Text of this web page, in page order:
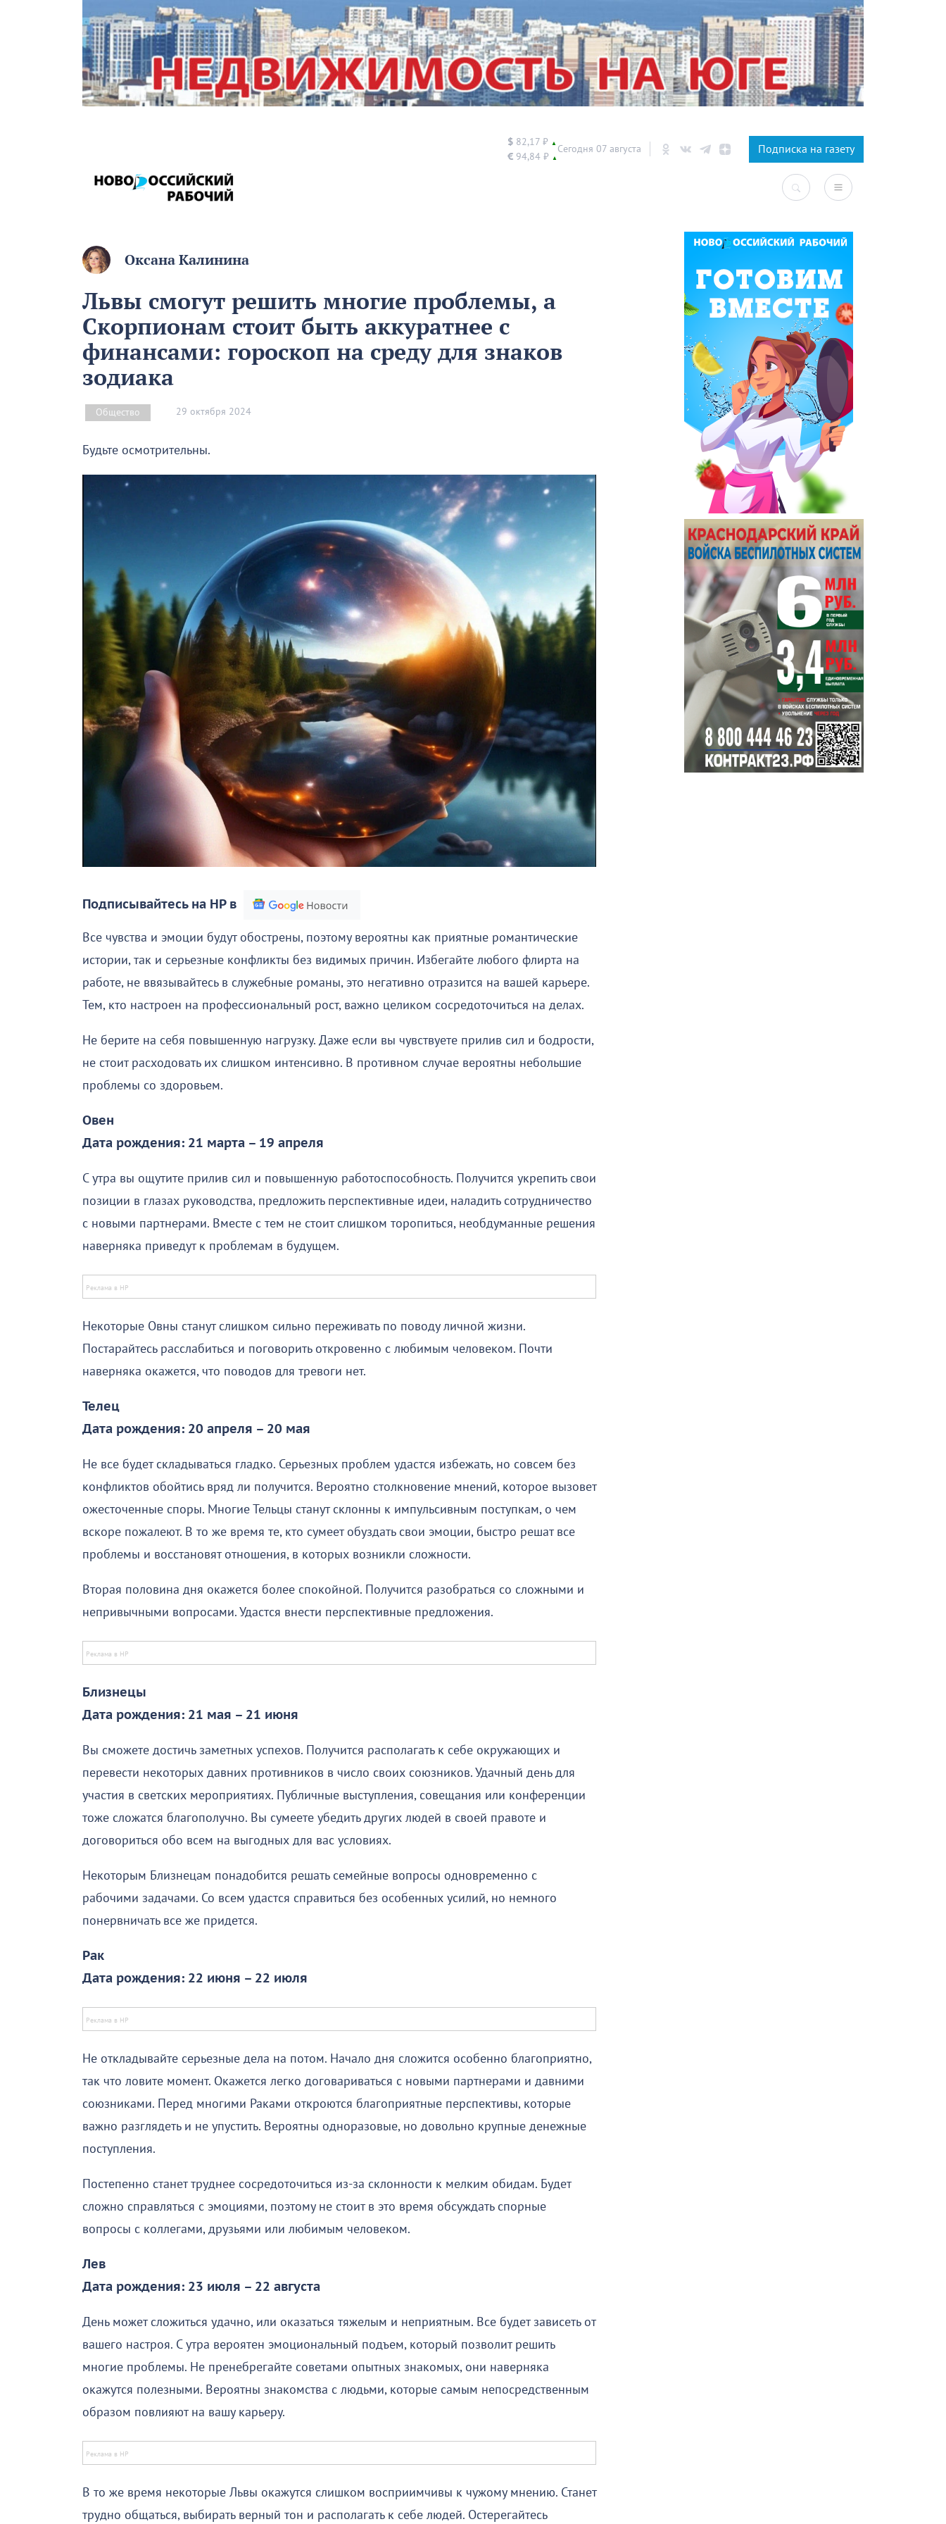
$ 82,17 ₽ ▲
€ 94,84 ₽ ▲
Сегодня 07 августа Подписка на газету
Оксана Калинина
Львы смогут решить многие проблемы, а
Скорпионам стоит быть аккуратнее с
финансами: гороскоп на среду для знаков
зодиака
Общество 29 октября 2024
Будьте осмотрительны.
Подписывайтесь на НР в
Все чувства и эмоции будут обострены, поэтому вероятны как приятные романтические
истории, так и серьезные конфликты без видимых причин. Избегайте любого флирта на
работе, не ввязывайтесь в служебные романы, это негативно отразится на вашей карьере.
Тем, кто настроен на профессиональный рост, важно целиком сосредоточиться на делах.
Не берите на себя повышенную нагрузку. Даже если вы чувствуете прилив сил и бодрости,
не стоит расходовать их слишком интенсивно. В противном случае вероятны небольшие
проблемы со здоровьем.
Овен
Дата рождения: 21 марта – 19 апреля
С утра вы ощутите прилив сил и повышенную работоспособность. Получится укрепить свои
позиции в глазах руководства, предложить перспективные идеи, наладить сотрудничество
с новыми партнерами. Вместе с тем не стоит слишком торопиться, необдуманные решения
наверняка приведут к проблемам в будущем.
Некоторые Овны станут слишком сильно переживать по поводу личной жизни.
Постарайтесь расслабиться и поговорить откровенно с любимым человеком. Почти
наверняка окажется, что поводов для тревоги нет.
Телец
Дата рождения: 20 апреля – 20 мая
Не все будет складываться гладко. Серьезных проблем удастся избежать, но совсем без
конфликтов обойтись вряд ли получится. Вероятно столкновение мнений, которое вызовет
ожесточенные споры. Многие Тельцы станут склонны к импульсивным поступкам, о чем
вскоре пожалеют. В то же время те, кто сумеет обуздать свои эмоции, быстро решат все
проблемы и восстановят отношения, в которых возникли сложности.
Вторая половина дня окажется более спокойной. Получится разобраться со сложными и
непривычными вопросами. Удастся внести перспективные предложения.
Близнецы
Дата рождения: 21 мая – 21 июня
Вы сможете достичь заметных успехов. Получится располагать к себе окружающих и
перевести некоторых давних противников в число своих союзников. Удачный день для
участия в светских мероприятиях. Публичные выступления, совещания или конференции
тоже сложатся благополучно. Вы сумеете убедить других людей в своей правоте и
договориться обо всем на выгодных для вас условиях.
Некоторым Близнецам понадобится решать семейные вопросы одновременно с
рабочими задачами. Со всем удастся справиться без особенных усилий, но немного
понервничать все же придется.
Рак
Дата рождения: 22 июня – 22 июля
Не откладывайте серьезные дела на потом. Начало дня сложится особенно благоприятно,
так что ловите момент. Окажется легко договариваться с новыми партнерами и давними
союзниками. Перед многими Раками откроются благоприятные перспективы, которые
важно разглядеть и не упустить. Вероятны одноразовые, но довольно крупные денежные
поступления.
Постепенно станет труднее сосредоточиться из-за склонности к мелким обидам. Будет
сложно справляться с эмоциями, поэтому не стоит в это время обсуждать спорные
вопросы с коллегами, друзьями или любимым человеком.
Лев
Дата рождения: 23 июля – 22 августа
День может сложиться удачно, или оказаться тяжелым и неприятным. Все будет зависеть от
вашего настроя. С утра вероятен эмоциональный подъем, который позволит решить
многие проблемы. Не пренебрегайте советами опытных знакомых, они наверняка
окажутся полезными. Вероятны знакомства с людьми, которые самым непосредственным
образом повлияют на вашу карьеру.
В то же время некоторые Львы окажутся слишком восприимчивы к чужому мнению. Станет
трудно общаться, выбирать верный тон и располагать к себе людей. Остерегайтесь